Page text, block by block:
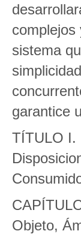
complejos
sistema
garantice
TÍTULO I.
Objeto,